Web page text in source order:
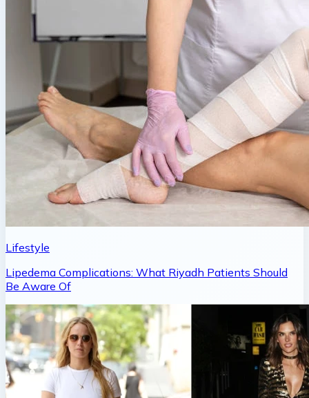
Lifestyle
Lipedema Complications: What Riyadh Patients Should
Be Aware Of